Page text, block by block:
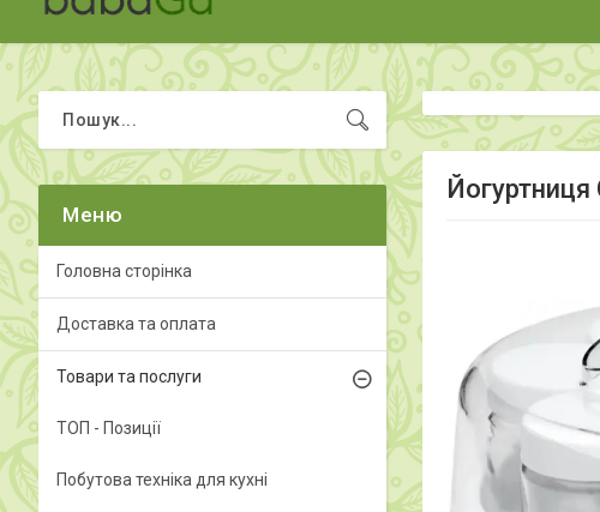
Головна сторінка
Доставка та оплата
Товари та послуги
ТОП - Позиції
Побутова техніка для кухні